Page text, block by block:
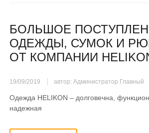
БОЛЬШОЕ
ОДЕЖДЫ, СУМОК И
ОТ КОМПАНИИ
19/09/2019 автор: Администратор Главный
Одежда HELIKON – долговечна,
надежная